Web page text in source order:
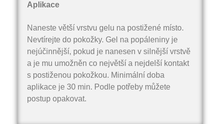
Aplikace
Naneste větší vrstvu gelu na postižené místo.
Nevtírejte do pokožky. Gel na popáleniny je
nejúčinnější, pokud je nanesen v silnější vrstvě
a je mu umožněn co největší a nejdelší kontakt
s postiženou pokožkou. Minimální doba
aplikace je 30 min. Podle potřeby můžete
postup opakovat.